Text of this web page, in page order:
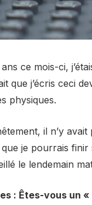
ce mois-ci,
que j’écris ceci
physiques.
il n’y
je pourrais
le lendemain
: Êtes-vous un